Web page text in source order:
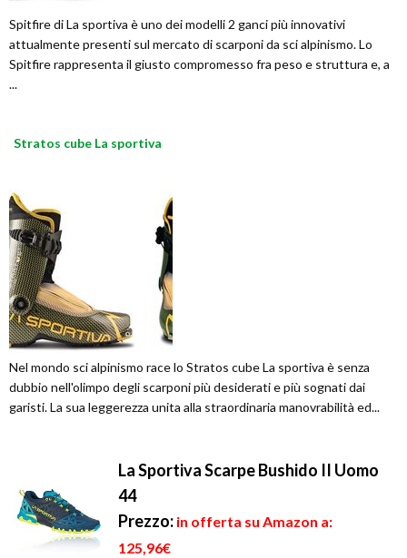
Spitfire di La sportiva è uno dei modelli 2 ganci più innovativi
attualmente presenti sul mercato di scarponi da sci alpinismo. Lo
Spitfire rappresenta il giusto compromesso fra peso e struttura e, a
...
Stratos cube La sportiva
Nel mondo sci alpinismo race lo Stratos cube La sportiva è senza
dubbio nell'olimpo degli scarponi più desiderati e più sognati dai
garisti. La sua leggerezza unita alla straordinaria manovrabilità ed...
La Sportiva Scarpe Bushido II Uomo
44
Prezzo: in offerta su Amazon a:
125,96€